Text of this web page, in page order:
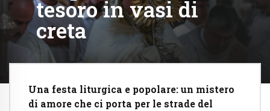
tesoro in vasi di
creta
Una festa liturgica e popolare: un mistero
di amore che ci porta per le strade del